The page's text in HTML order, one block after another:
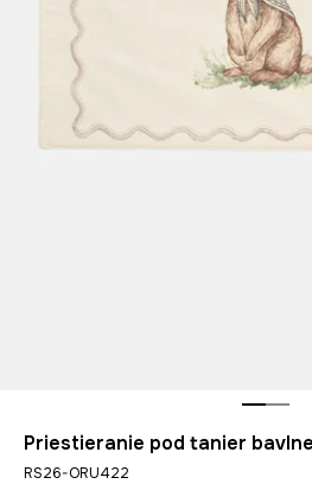
Priestieranie pod tanier
RS26-ORU422